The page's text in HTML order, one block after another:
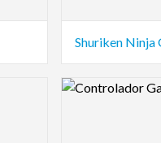
Shuriken Ninja
Logo Preview